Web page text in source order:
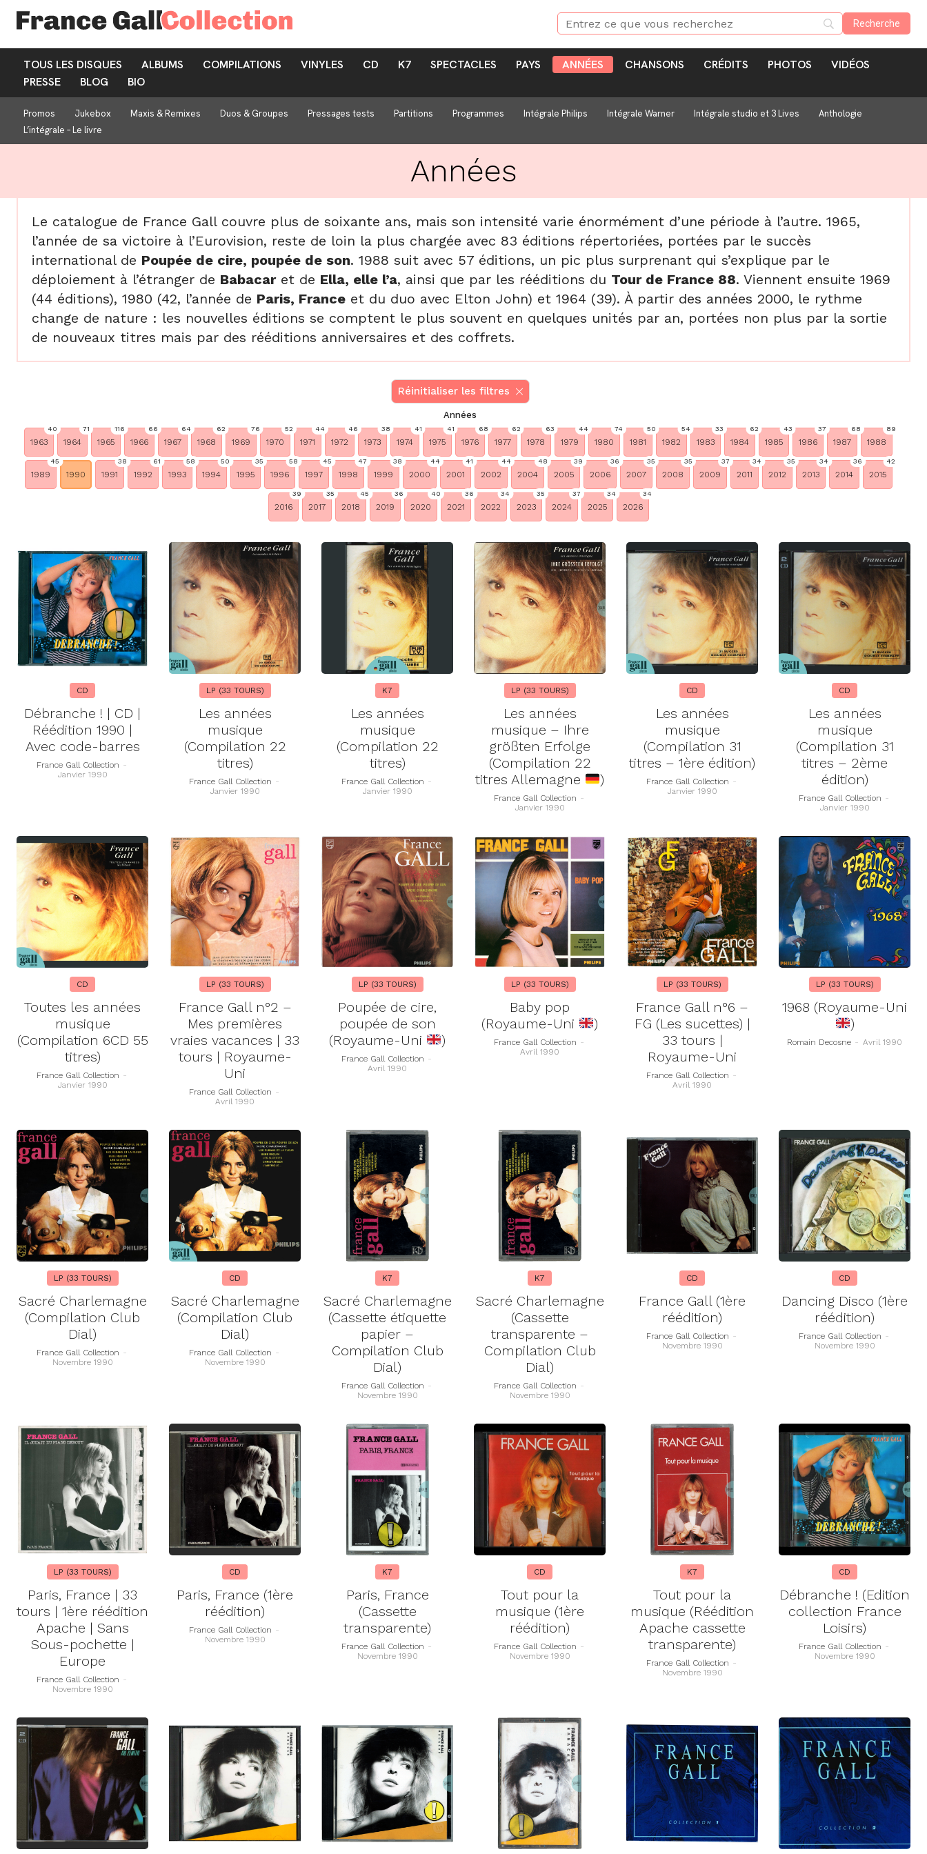
TOUS LES DISQUES ALBUMS COMPILATIONS VINYLES CD K7 SPECTACLES PAYS ANNÉES CHANSONS CRÉDITS PHOTOS
VIDÉOS
PRESSE
BLOG BIO
Promos Jukebox Maxis & Remixes Duos & Groupes Pressages tests Partitions Programmes Intégrale Philips Intégrale Warner Intégrale studio et 3 Lives
Anthologie
L’intégrale – Le livre
Années
Le catalogue de France Gall couvre plus de soixante ans, mais son intensité varie énormément d’une période à l’autre. 1965,
l’année de sa victoire à l’Eurovision, reste de loin la plus chargée avec 83 éditions répertoriées, portées par le succès
international de Poupée de cire, poupée de son. 1988 suit avec 57 éditions, un pic plus surprenant qui s’explique par le
déploiement à l’étranger de Babacaret de Ella, elle l’a, ainsi que par les rééditions du Tour de France 88. Viennent ensuite 1969
(44 éditions), 1980 (42, l’année de Paris, France et du duo avec Elton John) et 1964 (39). À partir des années 2000, le rythme
change de nature : les nouvelles éditions se comptent le plus souvent en quelques unités par an, portées non plus par la sortie
de nouveaux titres mais par des rééditions anniversaires et des coffrets.
Réinitialiser les filtres
Années
40
1963
71
1964
116
1965
66
1966
64
1967
62
1968
76
1969
52
1970
44
1971
46
1972
38
1973
41
1974
41
1975
68
1976
62
1977
63
1978
44
1979
74
1980
50
1981
54
1982
33
1983
62
1984
43
1985
37
1986
68
1987
89
1988
45
1989 1990
38
1991
61
1992
58
1993
50
1994
35
1995
58
1996
45
1997
47
1998
38
1999
44
2000
41
2001
44
2002
48
2004
39
2005
36
2006
35
2007
35
2008
37
2009
34
2011
35
2012
34
2013
36
2014
42
2015
39
2016
35
2017
45
2018
36
2019
40
2020
36
2021
34
2022
35
2023
37
2024
34
2025
34
2026
CD
Débranche ! | CD |
Réédition 1990 |
Avec code-barres
France Gall Collection -
Janvier 1990
LP (33 TOURS)
Les années
musique
(Compilation 22
titres)
France Gall Collection -
Janvier 1990
K7
Les années
musique
(Compilation 22
titres)
France Gall Collection -
Janvier 1990
LP (33 TOURS)
Les années
musique – Ihre
größten Erfolge
(Compilation 22
titres Allemagne
)
France Gall Collection -
Janvier 1990
CD
Les années
musique
(Compilation 31
titres – 1ère édition)
France Gall Collection -
Janvier 1990
CD
Les années
musique
(Compilation 31
titres – 2ème
édition)
France Gall Collection -
Janvier 1990
CD
Toutes les années
musique
(Compilation 6CD 55
titres)
France Gall Collection -
Janvier 1990
LP (33 TOURS)
France Gall n°2 –
Mes premières
vraies vacances | 33
tours | Royaume-
Uni
France Gall Collection -
Avril 1990
LP (33 TOURS)
Poupée de cire,
poupée de son
(Royaume-Uni
)
France Gall Collection -
Avril 1990
LP (33 TOURS)
Baby pop
(Royaume-Uni
)
France Gall Collection -
Avril 1990
LP (33 TOURS)
France Gall n°6 –
FG (Les sucettes) |
33 tours |
Royaume-Uni
France Gall Collection -
Avril 1990
LP (33 TOURS)
1968 (Royaume-Uni
)
Romain Decosne - Avril 1990
LP (33 TOURS)
Sacré Charlemagne
(Compilation Club
Dial)
France Gall Collection -
Novembre 1990
CD
Sacré Charlemagne
(Compilation Club
Dial)
France Gall Collection -
Novembre 1990
K7
Sacré Charlemagne
(Cassette étiquette
papier –
Compilation Club
Dial)
France Gall Collection -
Novembre 1990
K7
Sacré Charlemagne
(Cassette
transparente –
Compilation Club
Dial)
France Gall Collection -
Novembre 1990
CD
France Gall (1ère
réédition)
France Gall Collection -
Novembre 1990
CD
Dancing Disco (1ère
réédition)
France Gall Collection -
Novembre 1990
LP (33 TOURS)
Paris, France | 33
tours | 1ère réédition
Apache | Sans
Sous-pochette |
Europe
France Gall Collection -
Novembre 1990
CD
Paris, France (1ère
réédition)
France Gall Collection -
Novembre 1990
K7
Paris, France
(Cassette
transparente)
France Gall Collection -
Novembre 1990
CD
Tout pour la
musique (1ère
réédition)
France Gall Collection -
Novembre 1990
K7
Tout pour la
musique (Réédition
Apache cassette
transparente)
France Gall Collection -
Novembre 1990
CD
Débranche ! (Edition
collection France
Loisirs)
France Gall Collection -
Novembre 1990